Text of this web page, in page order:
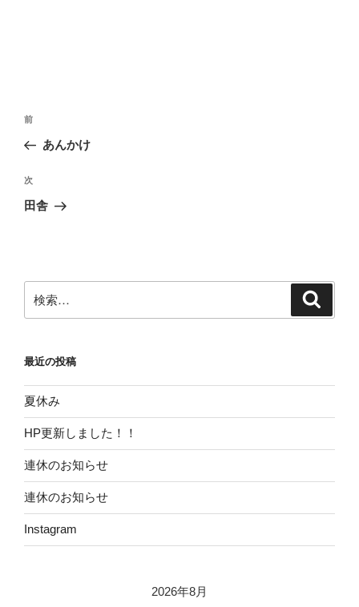
投
ナ
ビ
ゲ
ン
前
の
稿
前
あんかけ
次
の
次
田舎
索:
最近の投稿
夏休み
HP更新しました！！
連休のお知らせ
連休のお知らせ
Instagram
2026年8月